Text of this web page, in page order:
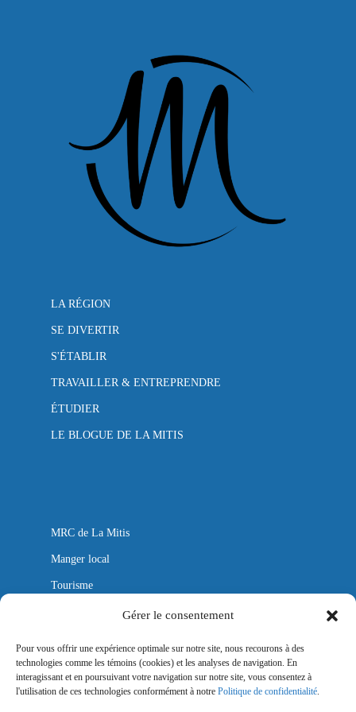
Gérer le consentement
Pour vous offrir une expérience optimale sur notre site, nous recourons à des
technologies comme les témoins (cookies) et les analyses de navigation. En
interagissant et en poursuivant votre navigation sur notre site, vous consentez à
l'utilisation de ces technologies conformément à notre Politique de confidentialité.
LA RÉGION
SE DIVERTIR
S'ÉTABLIR
TRAVAILLER & ENTREPRENDRE
ÉTUDIER
LE BLOGUE DE LA MITIS
MRC de La Mitis
Manger local
Tourisme
Mitis Lab